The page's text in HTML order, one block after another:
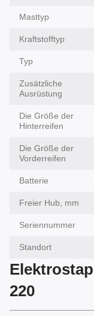
Masttyp
Kraftstofftyp
Typ
Zusätzliche
Ausrüstung
Die Größe der
Hinterreifen
Die Größe der
Vorderreifen
Batterie
Freier Hub, mm
Seriennummer
Standort
220